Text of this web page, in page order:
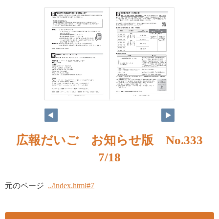
広報だいご お知らせ版 No.333
7/18
元のページ ../index.html#7